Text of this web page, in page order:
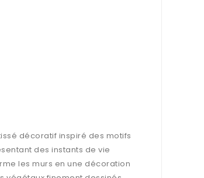
décoratif inspiré des motifs
des instants de vie
les murs en une décoration